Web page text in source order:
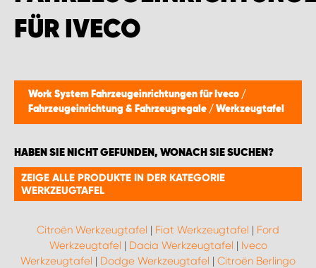
FÜR IVECO
Work System Fahrzeugeinrichtungen für Iveco /
Fahrzeugeinrichtung & Fahrzeugregale / Werkzeugtafel
HABEN SIE NICHT GEFUNDEN, WONACH SIE SUCHEN?
ZEIGE ALLE PRODUKTE IN DER KATEGORIE
WERKZEUGTAFEL
Citroën Werkzeugtafel | Fiat Werkzeugtafel | Ford
Werkzeugtafel | Dacia Werkzeugtafel | Iveco
Werkzeugtafel | Dodge Werkzeugtafel | Citroën Berlingo